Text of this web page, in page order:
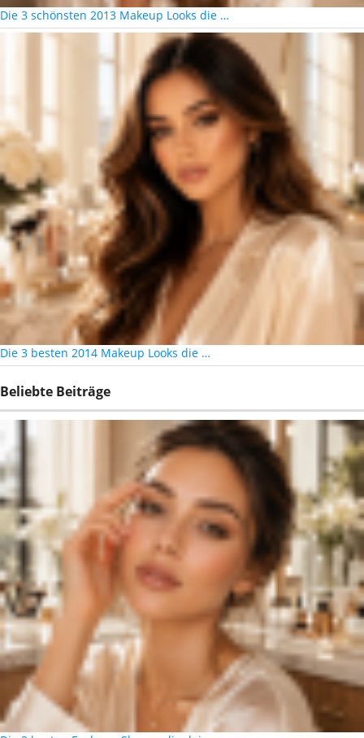
Die 3 schönsten 2013 Makeup Looks die …
Die 3 besten 2014 Makeup Looks die …
Beliebte Beiträge